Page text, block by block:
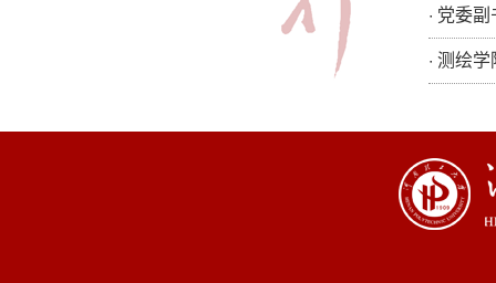
· 党委副
· 测绘学